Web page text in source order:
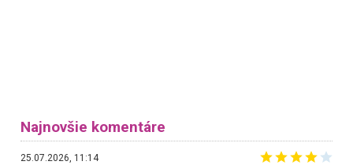
Najnovšie komentáre
25.07.2026, 11:14